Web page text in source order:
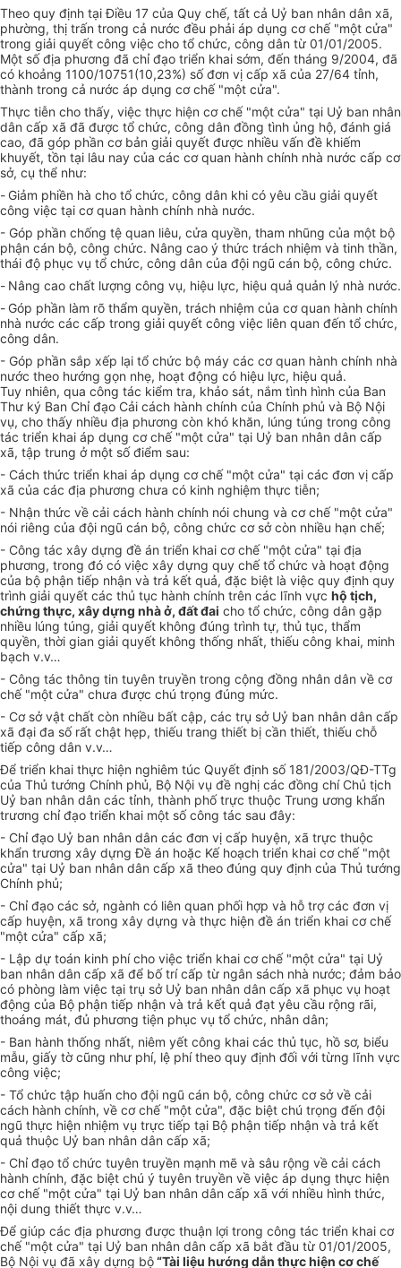
Theo quy định tại Điều 17 của Quy chế, tất cả Uỷ ban nhân dân xã,
phường, thị trấn trong cả nước đều phải áp dụng cơ chế "một cửa"
trong giải quyết công việc cho tổ chức, công dân từ 01/01/2005.
Một số địa phương đã chỉ đạo triển khai sớm, đến tháng 9/2004, đã
có khoảng 1100/10751(10,23%) số đơn vị cấp xã của 27/64 tỉnh,
thành trong cả nước áp dụng cơ chế "một cửa".
Thực tiễn cho thấy, việc thực hiện cơ chế "một cửa" tại Uỷ ban nhân
dân cấp xã đã được tổ chức, công dân đồng tình ủng hộ, đánh giá
cao, đã góp phần cơ bản giải quyết được nhiều vấn đề khiếm
khuyết, tồn tại lâu nay của các cơ quan hành chính nhà nước cấp cơ
sở, cụ thể như:
- Giảm phiền hà cho tổ chức, công dân khi có yêu cầu giải quyết
công việc tại cơ quan hành chính nhà nước.
- Góp phần chống tệ quan liêu, cửa quyền, tham nhũng của một bộ
phận cán bộ, công chức. Nâng cao ý thức trách nhiệm và tinh thần,
thái độ phục vụ tổ chức, công dân của đội ngũ cán bộ, công chức.
- Nâng cao chất lượng công vụ, hiệu lực, hiệu quả quản lý nhà nước.
- Góp phần làm rõ thẩm quyền, trách nhiệm của cơ quan hành chính
nhà nước các cấp trong giải quyết công việc liên quan đến tổ chức,
công dân.
- Góp phần sắp xếp lại tổ chức bộ máy các cơ quan hành chính nhà
nước theo hướng gọn nhẹ, hoạt động có hiệu lực, hiệu quả.
Tuy nhiên, qua công tác kiểm tra, khảo sát, nắm tình hình của Ban
Thư ký Ban Chỉ đạo Cải cách hành chính của Chính phủ và Bộ Nội
vụ, cho thấy nhiều địa phương còn khó khăn, lúng túng trong công
tác triển khai áp dụng cơ chế "một cửa" tại Uỷ ban nhân dân cấp
xã, tập trung ở một số điểm sau:
- Cách thức triển khai áp dụng cơ chế "một cửa" tại các đơn vị cấp
xã của các địa phương chưa có kinh nghiệm thực tiễn;
- Nhận thức về cải cách hành chính nói chung và cơ chế "một cửa"
nói riêng của đội ngũ cán bộ, công chức cơ sở còn nhiều hạn chế;
- Công tác xây dựng đề án triển khai cơ chế "một cửa" tại địa
phương, trong đó có việc xây dựng quy chế tổ chức và hoạt động
của bộ phận tiếp nhận và trả kết quả, đặc biệt là việc quy định quy
trình giải quyết các thủ tục hành chính trên các lĩnh vực hộ tịch,
chứng thực, xây dựng nhà ở, đất đai cho tổ chức, công dân gặp
nhiều lúng túng, giải quyết không đúng trình tự, thủ tục, thẩm
quyền, thời gian giải quyết không thống nhất, thiếu công khai, minh
bạch v.v…
- Công tác thông tin tuyên truyền trong cộng đồng nhân dân về cơ
chế "một cửa" chưa được chú trọng đúng mức.
- Cơ sở vật chất còn nhiều bất cập, các trụ sở Uỷ ban nhân dân cấp
xã đại đa số rất chật hẹp, thiếu trang thiết bị cần thiết, thiếu chỗ
tiếp công dân v.v…
Để triển khai thực hiện nghiêm túc Quyết định số 181/2003/QĐ-TTg
của Thủ tướng Chính phủ, Bộ Nội vụ đề nghị các đồng chí Chủ tịch
Uỷ ban nhân dân các tỉnh, thành phố trực thuộc Trung ương khẩn
trương chỉ đạo triển khai một số công tác sau đây:
- Chỉ đạo Uỷ ban nhân dân các đơn vị cấp huyện, xã trực thuộc
khẩn trương xây dựng Đề án hoặc Kế hoạch triển khai cơ chế "một
cửa" tại Uỷ ban nhân dân cấp xã theo đúng quy định của Thủ tướng
Chính phủ;
- Chỉ đạo các sở, ngành có liên quan phối hợp và hỗ trợ các đơn vị
cấp huyện, xã trong xây dựng và thực hiện đề án triển khai cơ chế
"một cửa" cấp xã;
- Lập dự toán kinh phí cho việc triển khai cơ chế "một cửa" tại Uỷ
ban nhân dân cấp xã để bố trí cấp từ ngân sách nhà nước; đảm bảo
có phòng làm việc tại trụ sở Uỷ ban nhân dân cấp xã phục vụ hoạt
động của Bộ phận tiếp nhận và trả kết quả đạt yêu cầu rộng rãi,
thoáng mát, đủ phương tiện phục vụ tổ chức, nhân dân;
- Ban hành thống nhất, niêm yết công khai các thủ tục, hồ sơ, biểu
mẫu, giấy tờ cũng như phí, lệ phí theo quy định đối với từng lĩnh vực
công việc;
- Tổ chức tập huấn cho đội ngũ cán bộ, công chức cơ sở về cải
cách hành chính, về cơ chế "một cửa", đặc biệt chú trọng đến đội
ngũ thực hiện nhiệm vụ trực tiếp tại Bộ phận tiếp nhận và trả kết
quả thuộc Uỷ ban nhân dân cấp xã;
- Chỉ đạo tổ chức tuyên truyền mạnh mẽ và sâu rộng về cải cách
hành chính, đặc biệt chú ý tuyên truyền về việc áp dụng thực hiện
cơ chế "một cửa" tại Uỷ ban nhân dân cấp xã với nhiều hình thức,
nội dung thiết thực v.v…
Để giúp các địa phương được thuận lợi trong công tác triển khai cơ
chế "một cửa" tại Uỷ ban nhân dân cấp xã bắt đầu từ 01/01/2005,
Bộ Nội vụ đã xây dựng bộ“Tài liệu hướng dẫn thực hiện cơ chế